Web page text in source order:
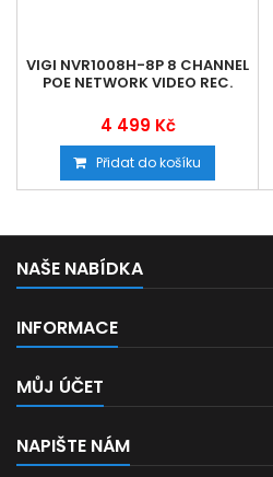
VIGI NVR1008H-8P 8 CHANNEL
POE NETWORK VIDEO REC.
4 499 Kč
Přidat do košíku
NAŠE NABÍDKA
INFORMACE
MŮJ ÚČET
NAPIŠTE NÁM